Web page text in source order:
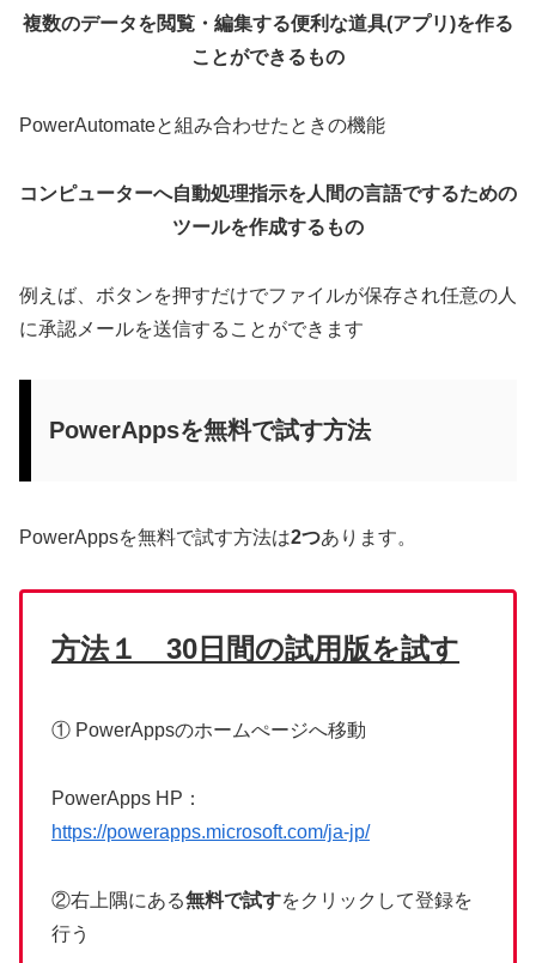
複数のデータを閲覧・編集する便利な道具(アプリ)を作る
ことができるもの
PowerAutomateと組み合わせたときの機能
コンピューターへ自動処理指示を人間の言語でするための
ツールを作成するもの
例えば、ボタンを押すだけでファイルが保存され任意の人
に承認メールを送信することができます
PowerAppsを無料で試す方法
PowerAppsを無料で試す方法は2つあります。
方法１ 30日間の試用版を試す
① PowerAppsのホームぺージへ移動
PowerApps HP：
https://powerapps.microsoft.com/ja-jp/
②右上隅にある無料で試すをクリックして登録を
行う